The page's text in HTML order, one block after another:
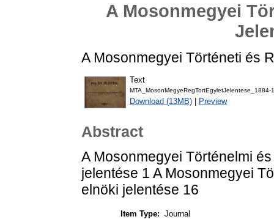
A Mosonmegyei
A Mosonmegyei Történeti és
Text
MTA_MosonMegyeRegTortEgyletJelentese_1884-
Download (13MB) Preview
Abstract
A Mosonmegyei Történelmi
jelentése 1 A Mosonmegyei
elnöki jelentése 16
Item Type: Journal